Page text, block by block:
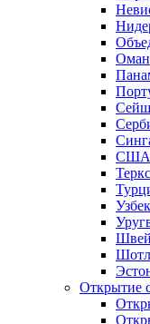
Оман
США
Открытие